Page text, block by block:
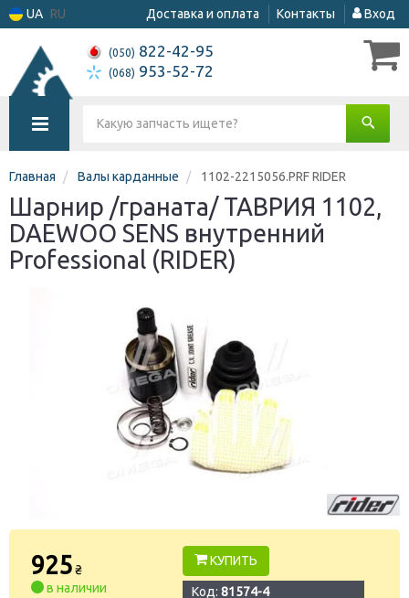
UA RU Доставка и оплата Контакты Вход
(050) 822-42-95
(068) 953-52-72
Главная Валы карданные 1102-2215056.PRF RIDER
Шарнир /граната/ ТАВРИЯ 1102,
DAEWOO SENS внутренний
Professional (RIDER)
925₴
в наличии
КУПИТЬ
Код: 81574-4